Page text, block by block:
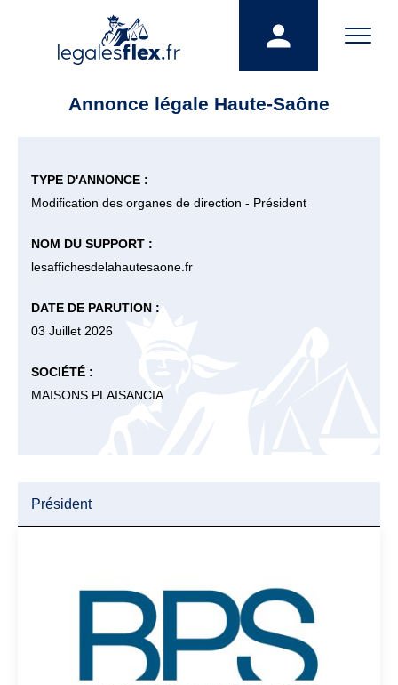
Annonce légale Haute-Saône
TYPE D'ANNONCE :
Modification des organes de direction - Président
NOM DU SUPPORT :
lesaffichesdelahautesaone.fr
DATE DE PARUTION :
03 Juillet 2026
SOCIÉTÉ :
MAISONS PLAISANCIA
Président